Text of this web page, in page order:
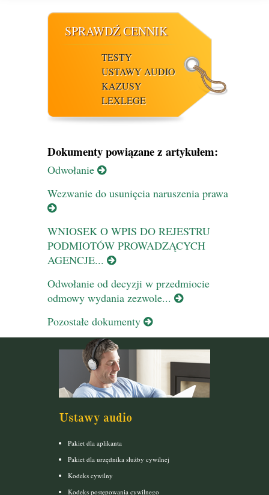
SPRAWDŹ CENNIK
TESTY
USTAWY AUDIO
KAZUSY
LEXLEGE
Dokumenty powiązane z artykułem:
Odwołanie
Wezwanie do usunięcia naruszenia prawa
WNIOSEK O WPIS DO REJESTRU
PODMIOTÓW PROWADZĄCYCH
AGENCJE...
Odwołanie od decyzji w przedmiocie
odmowy wydania zezwole...
Pozostałe dokumenty
Ustawy audio
Pakiet dla aplikanta
Pakiet dla urzędnika służby cywilnej
Kodeks cywilny
Kodeks postępowania cywilnego